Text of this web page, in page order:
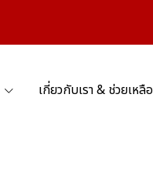
เกี่ยวกับเรา & ช่วยเหลือ